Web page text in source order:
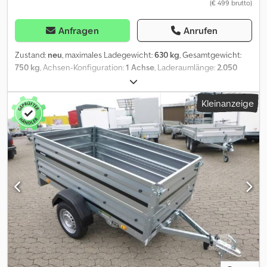
(€ 499 brutto)
Anfragen Anrufen
Zustand: neu, maximales Ladegewicht:630 kg, Gesamtgewicht:
750 kg, Achsen-Konfiguration:1 Achse, Laderaumlänge:2.050
, Baujahr:
Serie 1000 NEU 2025 2.Wahl 1-Achs Kastenanhänger GesGew:
750kg Leergewicht: 120 kg Crsdpfxovtwm Nj Ahrjf Nutzlast: 630 kg
Gesamtmaße: 2960mm x 1545mm x 805mm Innenmaße: 2050mm x
1095mm x 300mm Ladehöhe: 495mm Bereifung 13 Zoll 100 km/h
Feuerverzinkte V-Zugdeichsel mit Querstrebe Spannverschlüsse
an der Heckklappe Vier an den Seitenwänden besfestigte
Anbinderinge Optional: -Plane Spriegel -Bordwandaufsatz -
Flachplane -Stützrad -Netz INZAHLUNGNAHME MÖGLICH FÜR
FAST ALLES !!! TAUSCHGESCHÄFTE UND AUFZAHLUNG MÖGLICH
!!! Bei Neufahrzeugen können Kosten für Fracht und Papiere
entstehen! Ausstellungsgelände: 58285 Gevelsberg , Am
Sinnerhoop 17 Öffnungszeiten: Montag ? Freitag 8.30 bis 17.00
Uhr, Samstag 8.30 bis 14.00 Uhr ständig über 500 neue und
gebrauchte Anhänger am Lager !!! Pegasus Anhänger GmbH Am
Kleinanzeige